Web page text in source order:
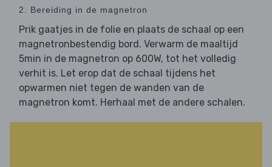
2. Bereiding in de magnetron
Prik gaatjes in de folie en plaats de schaal op een
magnetronbestendig bord. Verwarm de maaltijd
5min in de magnetron op 600W, tot het volledig
verhit is. Let erop dat de schaal tijdens het
opwarmen niet tegen de wanden van de
magnetron komt. Herhaal met de andere schalen.